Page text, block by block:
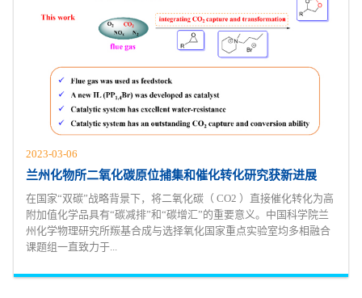
2023-03-06
兰州化物所二氧化碳原位捕集和催化转化研究获新进展
在国家“双碳”战略背景下，将二氧化碳（ CO2 ）直接催化转化为高
附加值化学品具有“碳减排”和“碳增汇”的重要意义。中国科学院兰
州化学物理研究所羰基合成与选择氧化国家重点实验室均多相融合
课题组一直致力于...